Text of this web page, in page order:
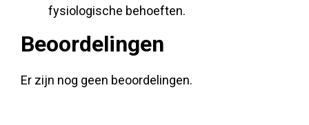
fysiologische behoeften.
Beoordelingen
Er zijn nog geen beoordelingen.